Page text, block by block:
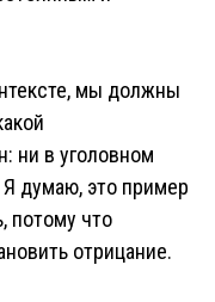
мы должны
ни в уголовном
думаю, это пример
потому что
отрицание.